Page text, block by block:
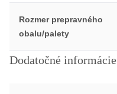
Rozmer prepravného
obalu/palety
Dodatočné informácie